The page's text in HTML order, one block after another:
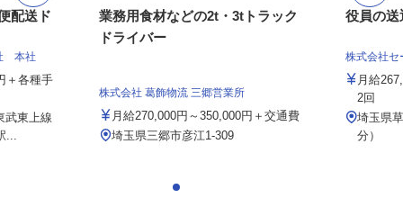
配送ド
本社
＋各種手
武東上線
業務用食材などの2t・3tトラック
ドライバー
株式会社 葛飾物流 三郷営業所
月給270,000円～350,000円＋交通費
埼玉県三郷市彦江1-309
役員の送
株式会社
月給
2回
埼玉県
分）